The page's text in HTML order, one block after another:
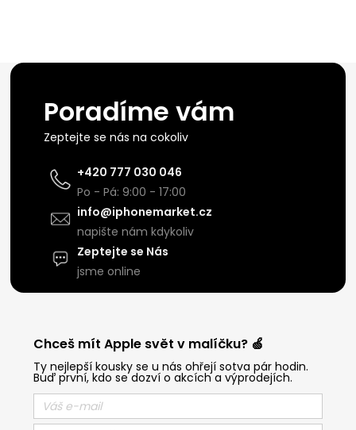
Poradíme vám
Zeptejte se nás na cokoliv
+420 777 030 046
Po - Pá: 9:00 - 17:00
info@iphonemarket.cz
napište nám kdykoliv
Zeptejte se Nás
jsme online
Chceš mít Apple svět v malíčku? 🍏
Ty nejlepší kousky se u nás ohřejí sotva pár hodin.
Buď první, kdo se dozví o akcích a výprodejích.